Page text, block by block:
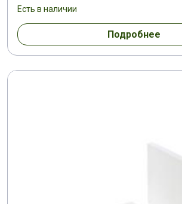
Есть в наличии
Подробнее